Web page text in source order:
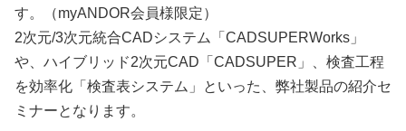
す。（myANDOR会員様限定）
2次元/3次元統合CADシステム「CADSUPERWorks」
や、ハイブリッド2次元CAD「CADSUPER」、検査工程
を効率化「検査表システム」といった、弊社製品の紹介セ
ミナーとなります。